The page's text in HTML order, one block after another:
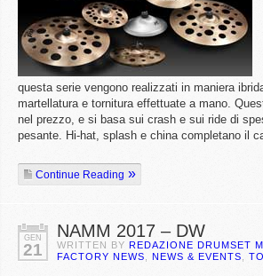
questa serie vengono realizzati in maniera
martellatura e tornitura effettuate a mano.
nel prezzo, e si basa sui crash e sui ride di
pesante. Hi-hat, splash e china completano il
Continue Reading
GEN
21
NAMM 2017 – DW
WRITTEN BY REDAZIONE DRUMSET
FACTORY NEWS
NEWS & EVENTS